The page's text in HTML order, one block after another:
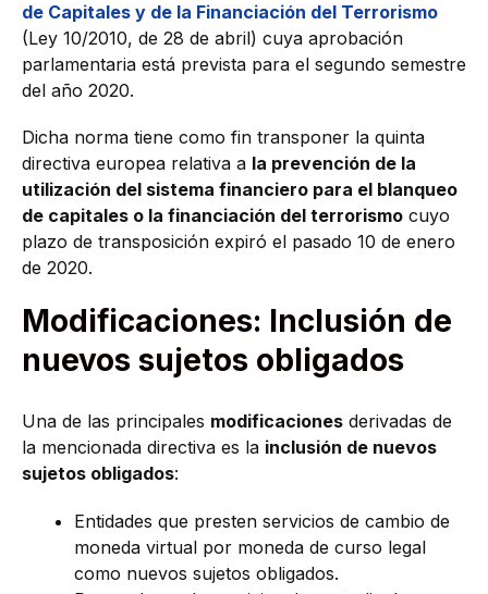
de Capitales y de la Financiación del Terrorismo
(Ley 10/2010, de 28 de abril) cuya aprobación
parlamentaria está prevista para el segundo semestre
del año 2020.
Dicha norma tiene como fin transponer la quinta
directiva europea relativa a la prevención de la
utilización del sistema financiero para el blanqueo
de capitales o la financiación del terrorismo cuyo
plazo de transposición expiró el pasado 10 de enero
de 2020.
Modificaciones: Inclusión de
nuevos sujetos obligados
Una de las principales modificaciones derivadas de
la mencionada directiva es la inclusión de nuevos
sujetos obligados:
Entidades que presten servicios de cambio de
moneda virtual por moneda de curso legal
como nuevos sujetos obligados.